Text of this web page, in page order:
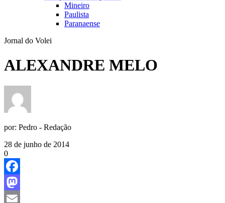
Mineiro
Paulista
Paranaense
Jornal do Volei
ALEXANDRE MELO
por: Pedro - Redação
28 de junho de 2014
0
Facebook
Mastodon